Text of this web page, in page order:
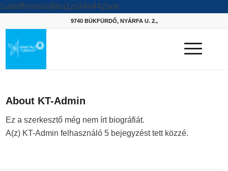
1udof8nrewisjflikq1zs24n442zee
9740 BÜKFÜRDŐ, NYÁRFA U. 2.,
About KT-Admin
Ez a szerkesztő még nem írt biográfiát.
A(z) KT-Admin felhasználó 5 bejegyzést tett közzé.